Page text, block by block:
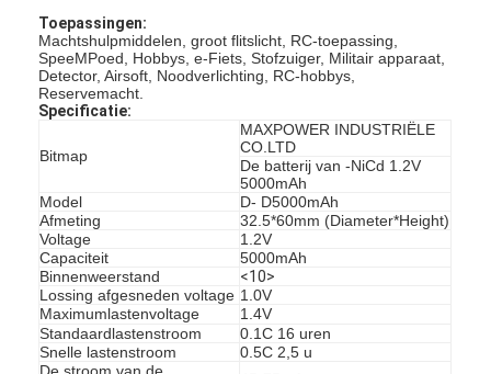
Toepassingen:
Machtshulpmiddelen, groot flitslicht, RC-toepassing,
SpeeMPoed, Hobbys, e-Fiets, Stofzuiger, Militair apparaat,
Detector, Airsoft, Noodverlichting, RC-hobbys,
Reservemacht.
Specificatie:
Bitmap
MAXPOWER INDUSTRIËLE
CO.LTD
De batterij van -NiCd 1.2V
5000mAh
Model
D- D5000mAh
Afmeting
32.5*60mm (Diameter*Height)
Voltage
1.2V
Capaciteit
5000mAh
Binnenweerstand
<10>
Lossing afgesneden voltage 1.0V
Maximumlastenvoltage
1.4V
Standaardlastenstroom
0.1C 16 uren
Snelle lastenstroom
0.5C 2,5 u